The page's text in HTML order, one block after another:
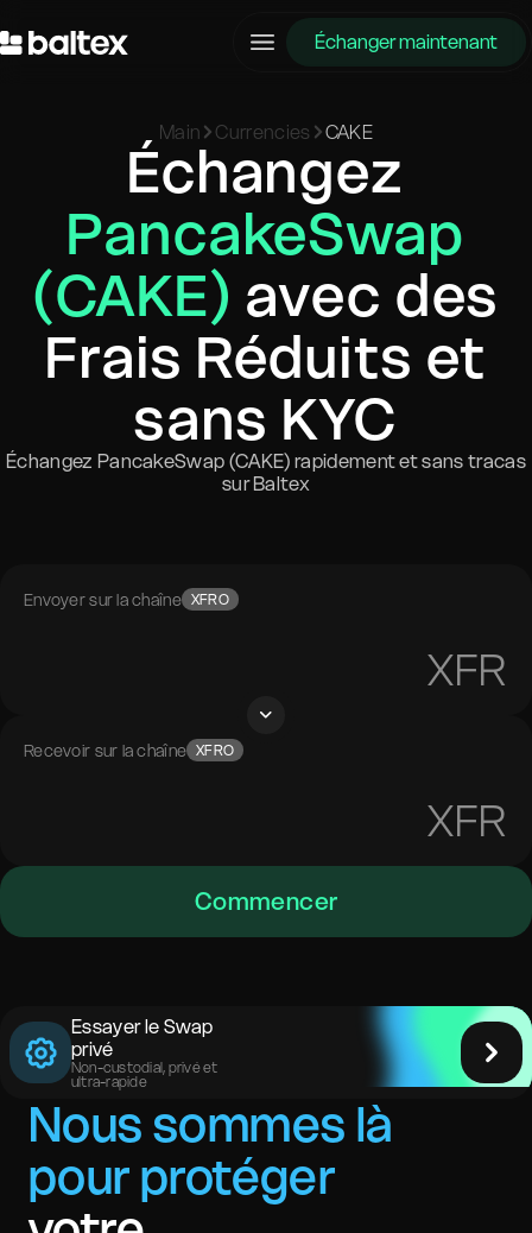
Échanger maintenant
Main Currencies CAKE
Échangez
PancakeSwap
(CAKE) avec des
Frais Réduits et
sans KYC
Échangez PancakeSwap (CAKE) rapidement et sans tracas
sur Baltex
Envoyer sur la chaîne XFRO
XFR
Recevoir sur la chaîne XFRO
XFR
Commencer
Essayer le Swap
privé
Non-custodial, privé et
ultra-rapide
Nous sommes là
pour protéger